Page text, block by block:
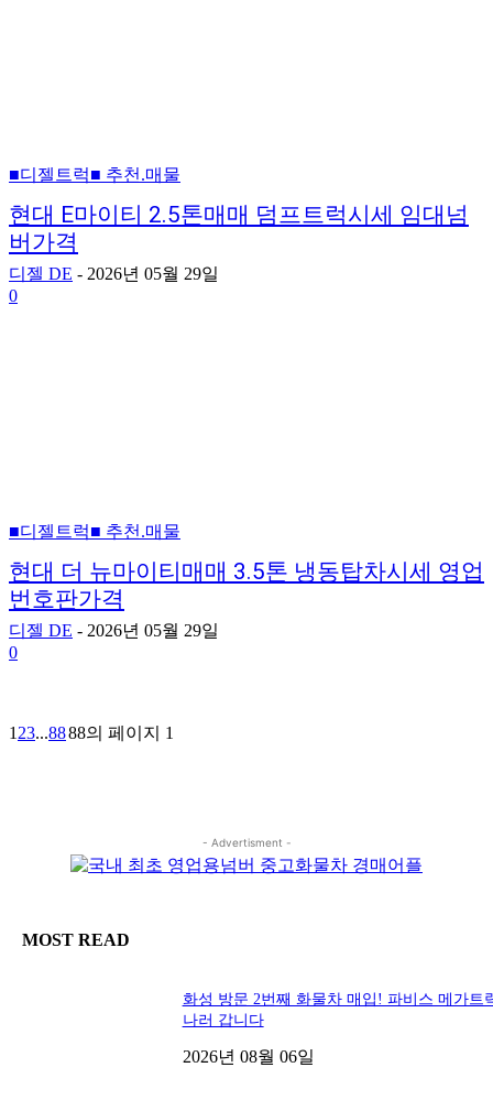
■디젤트럭■ 추천.매물
현대 E마이티 2.5톤매매 덤프트럭시세 임대넘
버가격
디젤 DE - 2026년 05월 29일
0
■디젤트럭■ 추천.매물
현대 더 뉴마이티매매 3.5톤 냉동탑차시세 영업
번호판가격
디젤 DE - 2026년 05월 29일
0
1 23...8888의 페이지 1
- Advertisment -
MOST READ
화성 방문 2번째 화물차 매입! 파비스 메가트
나러 갑니다
2026년 08월 06일